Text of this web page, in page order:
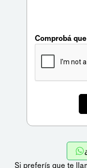
Comprobá
Si preferís que te